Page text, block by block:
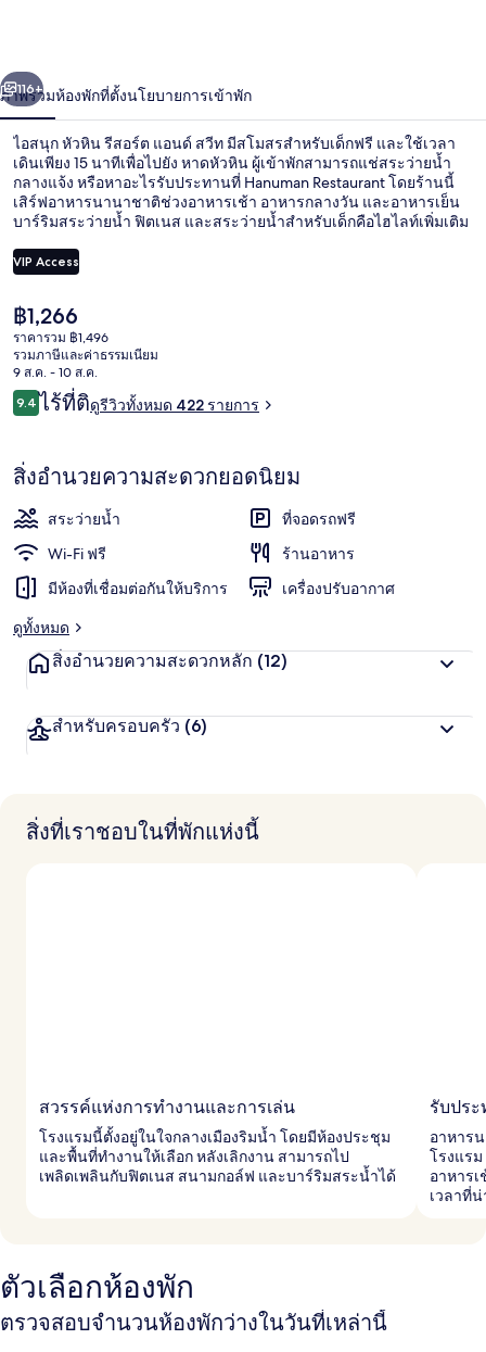
สอร์ต
แอนด์
สวีท
า
ถัดไป
116+
ภาพรวมห้องพักที่ตั้งนโยบายการเข้าพัก
ไอสนุก หัวหิน รีสอร์ต แอนด์ สวีท มีสโมสรสำหรับเด็กฟรี และใช้เวลา
เดินเพียง 15 นาทีเพื่อไปยัง หาดหัวหิน ผู้เข้าพักสามารถแช่สระว่ายน้ำ
กลางแจ้ง หรือหาอะไรรับประทานที่ Hanuman Restaurant โดยร้านนี้
เสิร์ฟอาหารนานาชาติช่วงอาหารเช้า อาหารกลางวัน และอาหารเย็น
บาร์ริมสระว่ายน้ำ ฟิตเนส และสระว่ายน้ำสำหรับเด็กคือไฮไลท์เพิ่มเติม
VIP Access
ราคา
ปัจจุบัน
฿1,266
฿1,266
ราคารวม ฿1,496
รวมภาษีและค่าธรรมเนียม
9 ส.ค. - 10 ส.ค.
รีวิว
9.49.4 จาก 10
ไร้ที่ติดูรีวิวทั้งหมด 422 รายการ
สิ่งอำนวยความสะดวกยอดนิยม
สระว่ายน้ำ
ที่จอดรถฟรี
Wi-Fi ฟรี
ร้านอาหาร
มีห้องที่เชื่อมต่อกันให้บริการ
เครื่องปรับอากาศ
ดูทั้งหมด
สิ่งอำนวยความสะดวกหลัก (12)
สำหรับครอบครัว (6)
สิ่งที่เราชอบในที่พักแห่งนี้
สวรรค์แห่งการทำงานและการเล่น
โรงแรมนี้ตั้งอยู่ในใจกลางเมืองริมน้ำ โดยมีห้องประชุม
และพื้นที่ทำงานให้เลือก หลังเลิกงาน สามารถไป
เพลิดเพลินกับฟิตเนส สนามกอล์ฟ และบาร์ริมสระน้ำได้
รับปร
อาหาร
โรงแร
อาหาร
เวลาที่
ตัวเลือกห้องพัก
ตรวจสอบจำนวนห้องพักว่างในวันที่เหล่านี้